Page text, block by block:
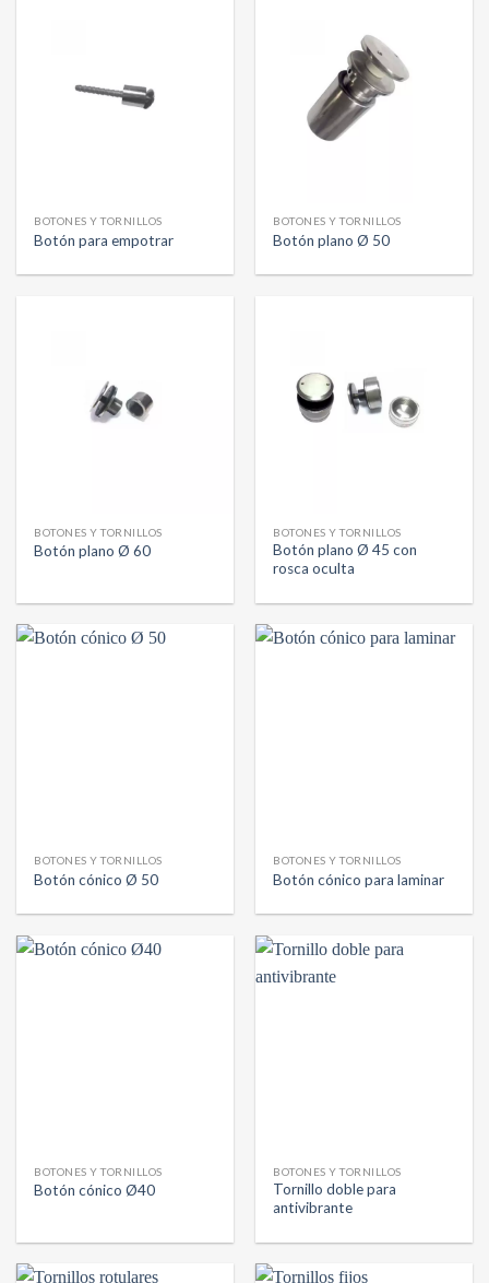
BOTONES Y TORNILLOS
Botón para empotrar
BOTONES Y TORNILLOS
Botón plano Ø 50
BOTONES Y TORNILLOS
Botón plano Ø 60
BOTONES Y TORNILLOS
Botón plano Ø 45 con
rosca oculta
BOTONES Y TORNILLOS
Botón cónico Ø 50
BOTONES Y TORNILLOS
Botón cónico para laminar
BOTONES Y TORNILLOS
Botón cónico Ø40
BOTONES Y TORNILLOS
Tornillo doble para
antivibrante